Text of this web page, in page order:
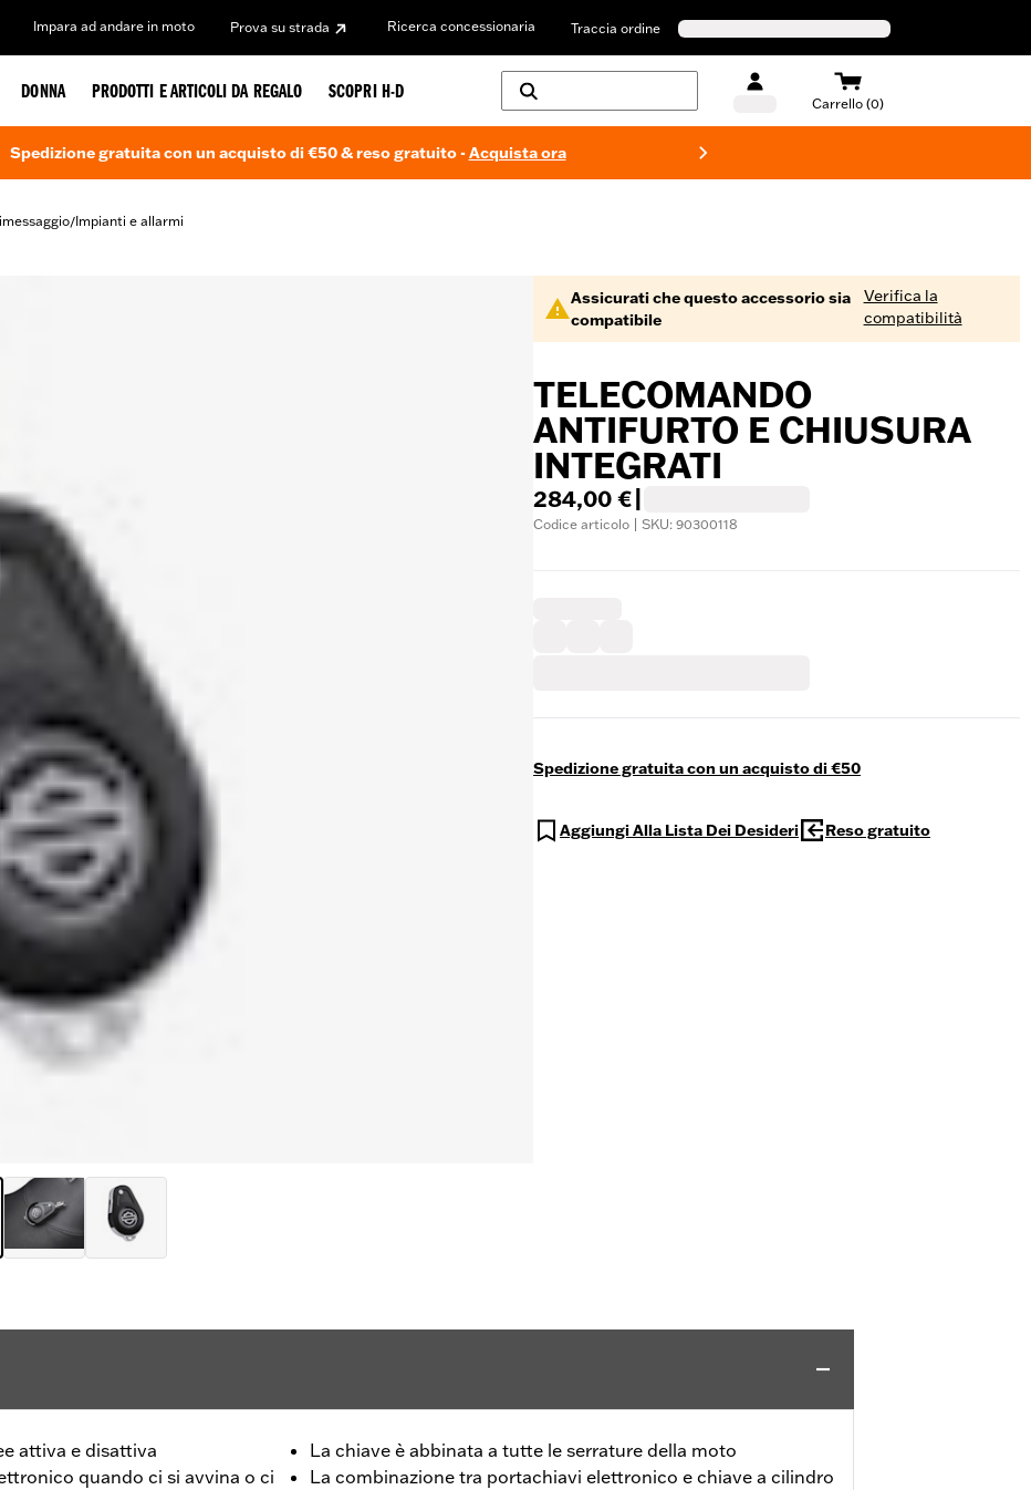
Impara ad andare in moto Prova su strada Ricerca concessionaria Traccia ordine
DONNA PRODOTTI E ARTICOLI DA REGALO SCOPRI H-D
Carrello (0)
Spedizione gratuita con un acquisto di €50 & reso gratuito -Acquista ora
/Impianti e allarmi
Assicurati che questo accessorio sia
compatibile
Verifica la
compatibilità
TELECOMANDO
ANTIFURTO E CHIUSURA
INTEGRATI
284,00 €
Codice articolo | SKU: 90300118
Spedizione gratuita con un acquisto di €50
Aggiungi Alla Lista Dei Desideri Reso gratuito
attiva e disattiva
quando ci si avvina o ci
La chiave è abbinata a tutte le serrature della moto
La combinazione tra portachiavi elettronico e chiave a cilindro